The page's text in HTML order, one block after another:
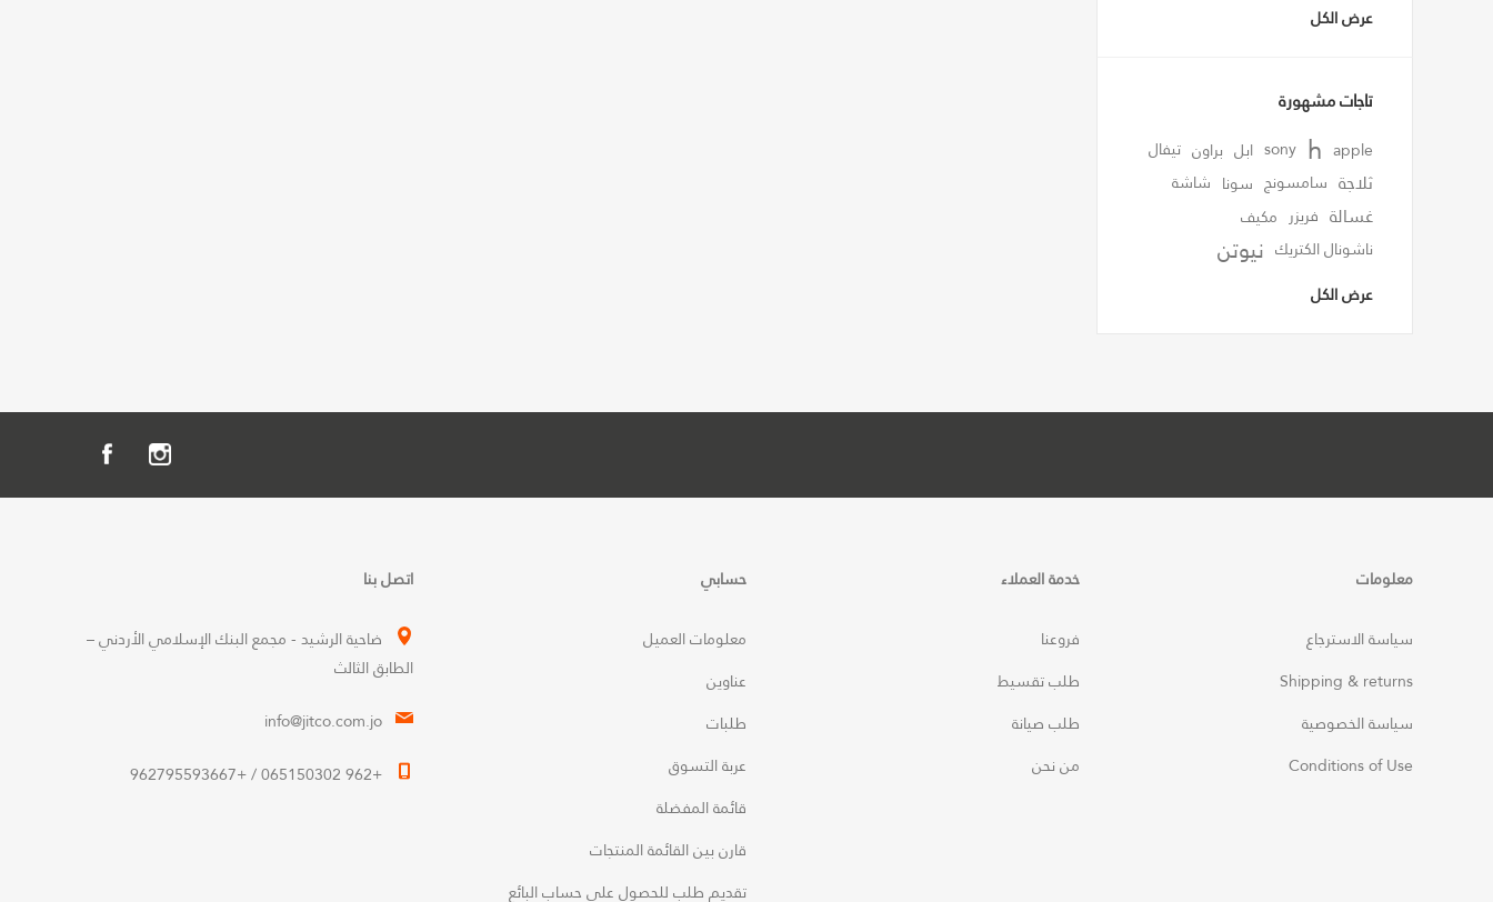
عرض الكل
تاجات مشهورة
apple
h
sony ابل براون تيفال
ثلاجة سامسونج سونا شاشة
غسالة فريزر مكيف
ناشونال الكتريك نيوتن
عرض الكل
معلومات
سياسة الاسترجاع
Shipping & returns
سياسة الخصوصية
Conditions of Use
خدمة العملاء
فروعنا
طلب تقسيط
طلب صيانة
من نحن
حسابي
معلومات العميل
عناوين
طلبات
عربة التسوق
قائمة المفضلة
قارن بين القائمة المنتجات
تقديم طلب للحصول على حساب البائع
اتصل بنا
ضاحية الرشيد - مجمع البنك الإسلامي الأردني –
الطابق الثالث
info@jitco.com.jo
+962 065150302 / +962795593667